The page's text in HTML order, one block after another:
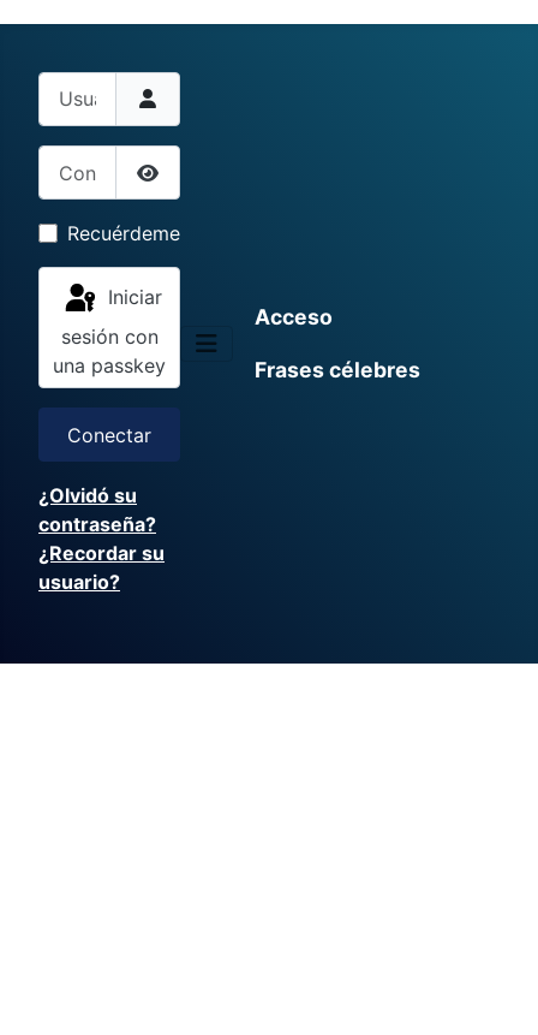
Usuario
Contraseña
Mostrar contraseña
Recuérdeme
sesión con
una passkey
Conectar
¿Olvidó su
contraseña?
¿Recordar su
usuario?
Acceso
Frases célebres